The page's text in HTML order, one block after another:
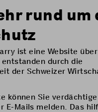
rund um
ist eine Website über
durch die
der Schweizer
können Sie verdächtige
E-Mails melden. Das